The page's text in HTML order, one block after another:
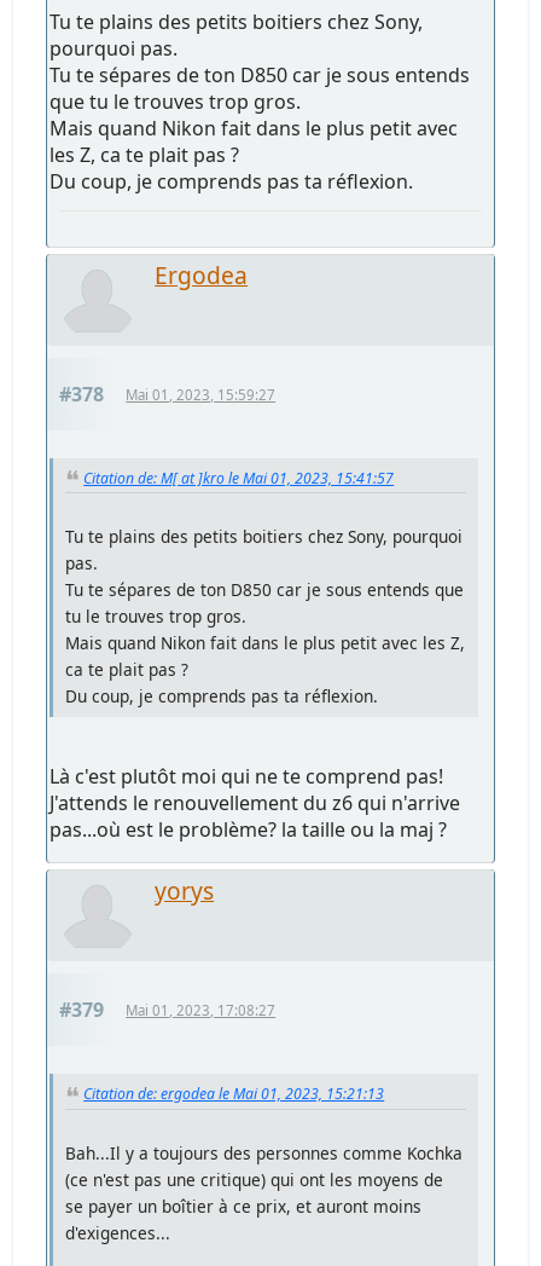
Tu te plains des petits boitiers chez Sony,
pourquoi pas.
Tu te sépares de ton D850 car je sous entends
que tu le trouves trop gros.
Mais quand Nikon fait dans le plus petit avec
les Z, ca te plait pas ?
Du coup, je comprends pas ta réflexion.
Ergodea
#378 Mai 01, 2023, 15:59:27
Citation de: M[ at ]kro le Mai 01, 2023, 15:41:57
Tu te plains des petits boitiers chez Sony, pourquoi
pas.
Tu te sépares de ton D850 car je sous entends que
tu le trouves trop gros.
Mais quand Nikon fait dans le plus petit avec les Z,
ca te plait pas ?
Du coup, je comprends pas ta réflexion.
Là c'est plutôt moi qui ne te comprend pas!
J'attends le renouvellement du z6 qui n'arrive
pas...où est le problème? la taille ou la maj ?
yorys
#379 Mai 01, 2023, 17:08:27
Citation de: ergodea le Mai 01, 2023, 15:21:13
Bah...Il y a toujours des personnes comme Kochka
(ce n'est pas une critique) qui ont les moyens de
se payer un boîtier à ce prix, et auront moins
d'exigences...